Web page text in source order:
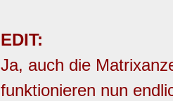
EDIT:
Ja, auch die
funktionieren nun